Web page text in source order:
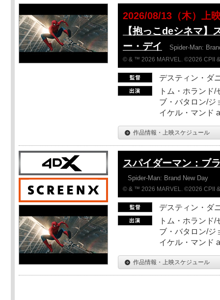
2026/08/13（木）上
【抱っこdeシネマ】
ー・デイ
Spider-Man:
© & ™ 2026 MARVEL. ©2026 CPII
デスティン・ダ
トム・ホランド
ブ・バタロン/ジ
イケル・マンド
作品情報・上映スケジュール
スパイダーマン：ブ
Spider-Man: Brand New Day
© & ™ 2026 MARVEL. ©2026 CPII
デスティン・ダ
トム・ホランド
ブ・バタロン/ジ
イケル・マンド
作品情報・上映スケジュール